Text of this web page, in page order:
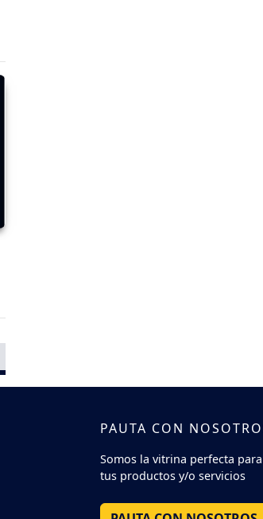
PAUTA CON
Somos la vitrina perfecta
tus productos y/o servicios